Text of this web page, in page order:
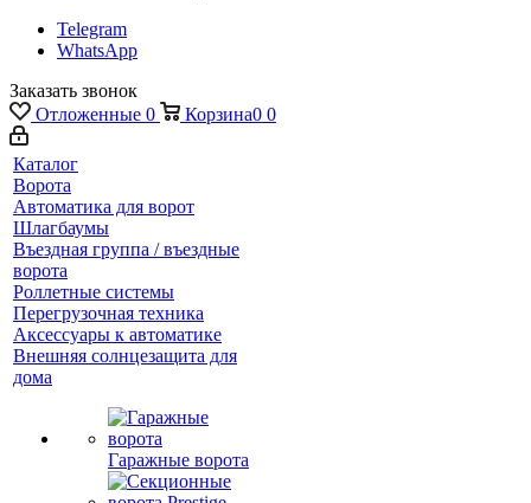
Telegram
WhatsApp
Заказать звонок
Отложенные 0 Корзина0 0
Каталог
Ворота
Автоматика для ворот
Шлагбаумы
Въездная группа / въездные
ворота
Роллетные системы
Перегрузочная техника
Аксессуары к автоматике
Внешняя солнцезащита для
дома
Гаражные ворота